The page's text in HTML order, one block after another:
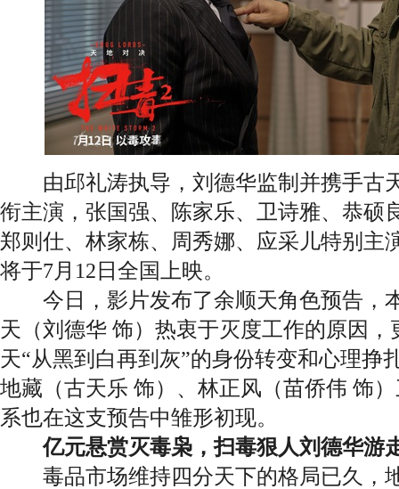
由邱礼涛执导，刘德华监制并携手古
衔主演，张国强、陈家乐、卫诗雅、恭硕
郑则仕、林家栋、周秀娜、应采儿特别主
将于7月12日全国上映。
今日，影片发布了余顺天角色预告，
天（刘德华 饰）热衷于灭度工作的原因
天“从黑到白再到灰”的身份转变和心理挣
地藏（古天乐 饰）、林正风（苗侨伟 饰
系也在这支预告中雏形初现。
亿元悬赏灭毒枭，扫毒狠人刘德华游
毒品市场维持四分天下的格局已久，